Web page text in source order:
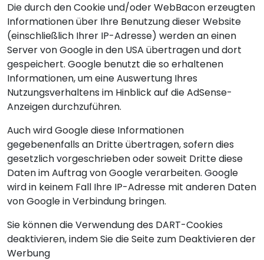
Die durch den Cookie und/oder WebBacon erzeugten
Informationen über Ihre Benutzung dieser Website
(einschließlich Ihrer IP-Adresse) werden an einen
Server von Google in den USA übertragen und dort
gespeichert. Google benutzt die so erhaltenen
Informationen, um eine Auswertung Ihres
Nutzungsverhaltens im Hinblick auf die AdSense-
Anzeigen durchzuführen.
Auch wird Google diese Informationen
gegebenenfalls an Dritte übertragen, sofern dies
gesetzlich vorgeschrieben oder soweit Dritte diese
Daten im Auftrag von Google verarbeiten. Google
wird in keinem Fall Ihre IP-Adresse mit anderen Daten
von Google in Verbindung bringen.
Sie können die Verwendung des DART-Cookies
deaktivieren, indem Sie die Seite zum Deaktivieren der
Werbung